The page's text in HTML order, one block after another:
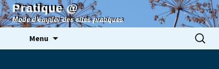
Pratique @
Mode d'emploi des sites pratiques
Menu